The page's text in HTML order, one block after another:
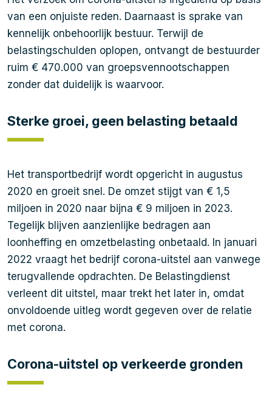
van een onjuiste reden. Daarnaast is sprake van
kennelijk onbehoorlijk bestuur. Terwijl de
belastingschulden oplopen, ontvangt de bestuurder
ruim € 470.000 van groepsvennootschappen
zonder dat duidelijk is waarvoor.
Sterke groei, geen belasting betaald
Het transportbedrijf wordt opgericht in augustus
2020 en groeit snel. De omzet stijgt van € 1,5
miljoen in 2020 naar bijna € 9 miljoen in 2023.
Tegelijk blijven aanzienlijke bedragen aan
loonheffing en omzetbelasting onbetaald. In januari
2022 vraagt het bedrijf corona-uitstel aan vanwege
terugvallende opdrachten. De Belastingdienst
verleent dit uitstel, maar trekt het later in, omdat
onvoldoende uitleg wordt gegeven over de relatie
met corona.
Corona-uitstel op verkeerde gronden